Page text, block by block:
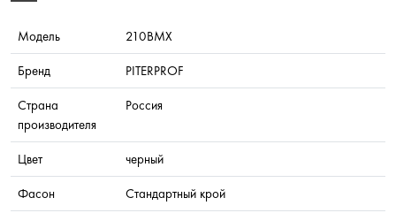
Модель
210BMX
Бренд
PITERPROF
Страна
производителя
Россия
Цвет
черный
Фасон
Стандартный крой